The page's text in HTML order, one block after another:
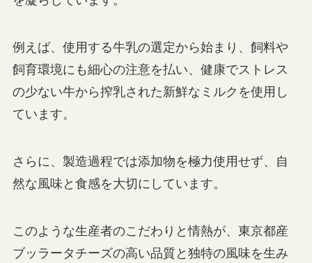
例えば、使用する牛乳の選定から始まり、飼料や
飼育環境にも細心の注意を払い、健康でストレス
の少ない牛から搾乳された新鮮なミルクを使用し
ています。
さらに、製造過程では添加物を極力使用せず、自
然な風味と食感を大切にしています。
このような生産者のこだわりと情熱が、東京都産
ブッラータチーズの高い品質と独特の風味を生み